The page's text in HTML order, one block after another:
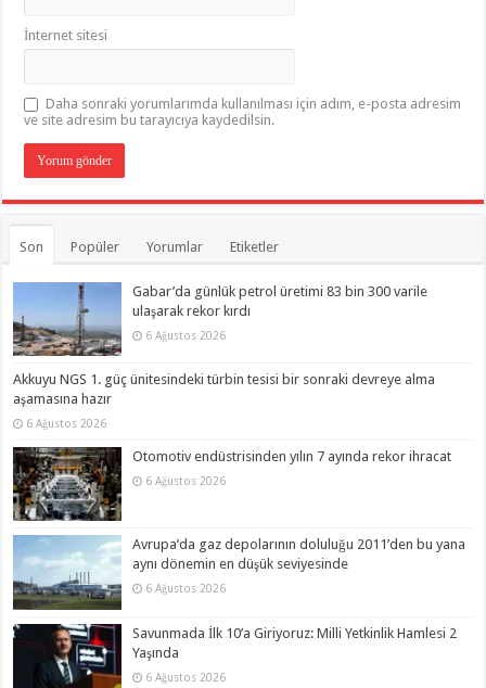
İnternet sitesi
Daha sonraki yorumlarımda kullanılması için adım, e-posta adresim
ve site adresim bu tarayıcıya kaydedilsin.
Son Popüler Yorumlar Etiketler
Gabar’da günlük petrol üretimi 83 bin 300 varile
ulaşarak rekor kırdı
6 Ağustos 2026
Akkuyu NGS 1. güç ünitesindeki türbin tesisi bir sonraki devreye alma
aşamasına hazır
6 Ağustos 2026
Otomotiv endüstrisinden yılın 7 ayında rekor ihracat
6 Ağustos 2026
Avrupa’da gaz depolarının doluluğu 2011’den bu yana
aynı dönemin en düşük seviyesinde
6 Ağustos 2026
Savunmada İlk 10’a Giriyoruz: Milli Yetkinlik Hamlesi 2
Yaşında
6 Ağustos 2026